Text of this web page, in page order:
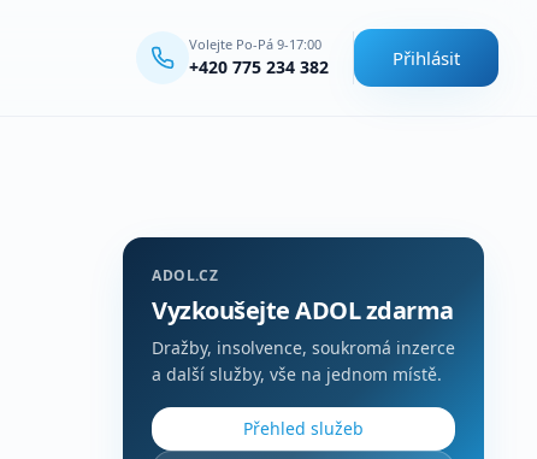
Volejte Po-Pá 9-17:00
+420 775 234 382 Přihlásit
ADOL.CZ
Vyzkoušejte ADOL zdarma
Dražby, insolvence, soukromá inzerce
a další služby, vše na jednom místě.
Přehled služeb